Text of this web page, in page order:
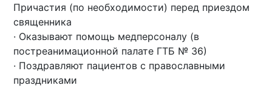
Причастия (по необходимости) перед приездом
священника
· Оказывают помощь медперсоналу (в
постреанимационной палате ГТБ № 36)
· Поздравляют пациентов с православными
праздниками